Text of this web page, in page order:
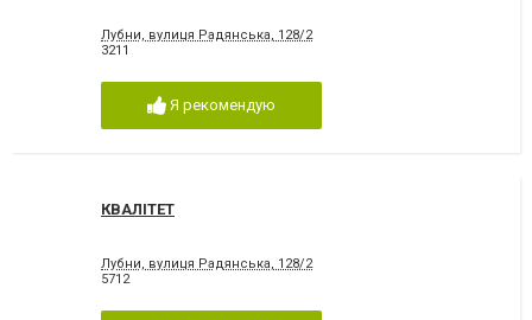
Лубни, вулиця Радянська, 128/2
3211
Я рекомендую
КВАЛІТЕТ
Лубни, вулиця Радянська, 128/2
5712